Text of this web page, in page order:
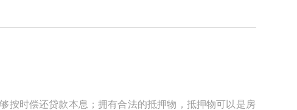
按时偿还贷款本息；拥有合法的抵押物，抵押物可以是房